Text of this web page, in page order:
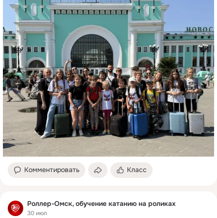
Комментировать Класс
Роллер-Омск, обучение катанию на роликах
30 июл